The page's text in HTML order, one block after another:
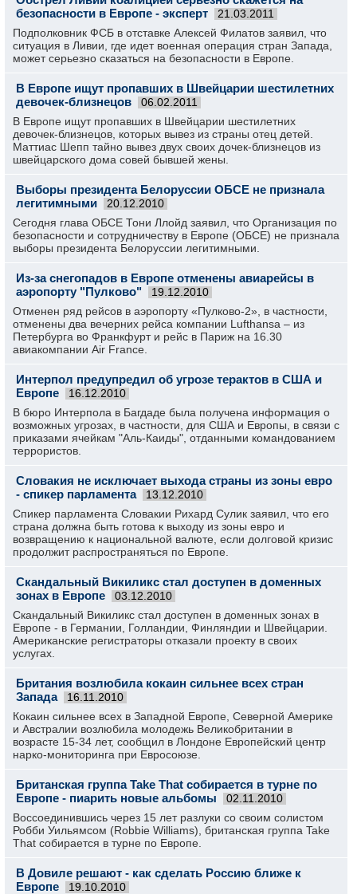
безопасности в Европе - эксперт
21.03.2011
Подполковник ФСБ в отставке Алексей Филатов заявил, что
ситуация в Ливии, где идет военная операция стран Запада,
может серьезно сказаться на безопасности в Европе.
В Европе ищут пропавших в Швейцарии шестилетних
девочек-близнецов
06.02.2011
В Европе ищут пропавших в Швейцарии шестилетних
девочек-близнецов, которых вывез из страны отец детей.
Маттиас Шепп тайно вывез двух своих дочек-близнецов из
швейцарского дома совей бывшей жены.
Выборы президента Белоруссии ОБСЕ не признала
легитимными
20.12.2010
Сегодня глава ОБСЕ Тони Ллойд заявил, что Организация по
безопасности и сотрудничеству в Европе (ОБСЕ) не признала
выборы президента Белоруссии легитимными.
Из-за снегопадов в Европе отменены авиарейсы в
аэропорту "Пулково"
19.12.2010
Отменен ряд рейсов в аэропорту «Пулково-2», в частности,
отменены два вечерних рейса компании Lufthansa – из
Петербурга во Франкфурт и рейс в Париж на 16.30
авиакомпании Air France.
Интерпол предупредил об угрозе терактов в США и
Европе
16.12.2010
В бюро Интерпола в Багдаде была получена информация о
возможных угрозах, в частности, для США и Европы, в связи с
приказами ячейкам "Аль-Каиды", отданными командованием
террористов.
Словакия не исключает выхода страны из зоны евро
- спикер парламента
13.12.2010
Спикер парламента Словакии Рихард Сулик заявил, что его
страна должна быть готова к выходу из зоны евро и
возвращению к национальной валюте, если долговой кризис
продолжит распространяться по Европе.
Скандальный Викиликс стал доступен в доменных
зонах в Европе
03.12.2010
Скандальный Викиликс стал доступен в доменных зонах в
Европе - в Германии, Голландии, Финляндии и Швейцарии.
Американские регистраторы отказали проекту в своих
услугах.
Британия возлюбила кокаин сильнее всех стран
Запада
16.11.2010
Кокаин сильнее всех в Западной Европе, Северной Америке
и Австралии возлюбила молодежь Великобритании в
возрасте 15-34 лет, сообщил в Лондоне Европейский центр
нарко-мониторинга при Евросоюзе.
Британская группа Take That собирается в турне по
Европе - пиарить новые альбомы
02.11.2010
Воссоединившись через 15 лет разлуки со своим солистом
Робби Уильямсом (Robbie Williams), британская группа Take
That собирается в турне по Европе.
В Довиле решают - как сделать Россию ближе к
Европе
19.10.2010